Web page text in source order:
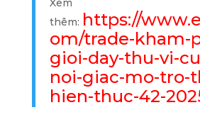
Xem
thêm: https://
om/trade-kham-
gioi-day-thu-vi-
noi-giac-mo-tro-
hien-thuc-42-